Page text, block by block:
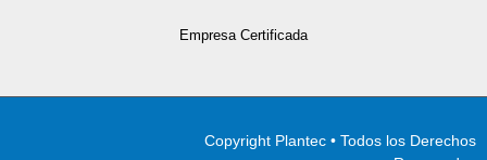
Empresa Certificada
Copyright Plantec • Todos los Derechos